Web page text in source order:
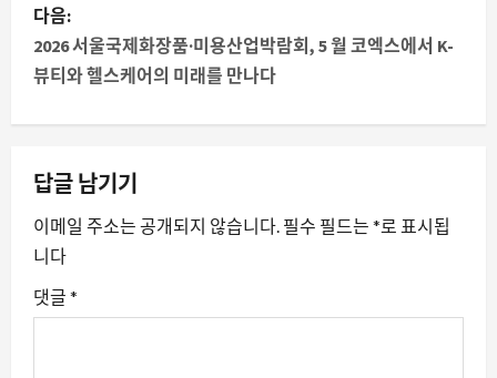
내
비
게
이
션
다음:
2026 서울국제화장품·미용산업박람회, 5 월 코엑스에서 K-
뷰티와 헬스케어의 미래를 만나다
답글 남기기
이메일 주소는 공개되지 않습니다. 필수 필드는 *로 표시됩
니다
댓글 *